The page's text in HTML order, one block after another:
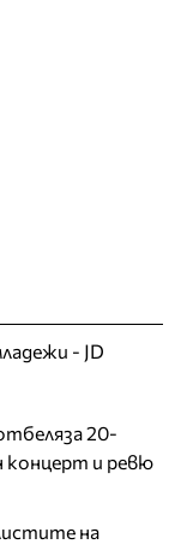
- JD
20-
и ревю
на